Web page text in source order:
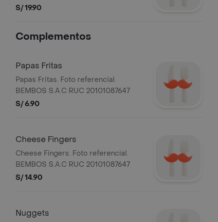
arroz, lechuga orgánica, tomate,
lunes a viernes. Stock mínimo
referen
S/ 19.90
Complementos
Papas Fritas
Papas Fritas. Foto referencial.
BEMBOS S.A.C RUC 20101087647
S/ 6.90
Cheese Fingers
Cheese Fingers. Foto referencial.
BEMBOS S.A.C RUC 20101087647
S/ 14.90
Nuggets